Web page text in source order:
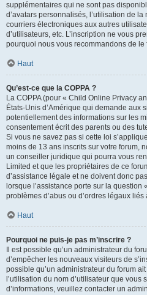
supplémentaires qui ne sont pas
d’avatars personnalisés, l’utilisation de
courriers électroniques aux autres
d’utilisateurs, etc. L’inscription ne vous
pourquoi nous vous recommandons de le
Haut
Qu’est-ce que la COPPA ?
La COPPA (pour « Child Online Privacy
États-Unis d’Amérique qui demande aux
potentiellement des informations sur les
consentement écrit des parents ou des
Si vous ne savez pas si cette loi
moins de 13 ans inscrits sur votre forum,
un conseiller juridique qui pourra vous
Limited et que les propriétaires de ce
d’assistance légale et ne doivent donc
lorsque l’assistance porte sur la
problèmes d’abus ou d’ordres légaux liés
Haut
Pourquoi ne puis-je pas m’inscrire ?
Il est possible qu’un administrateur du
d’empêcher les nouveaux visiteurs de
possible qu’un administrateur du forum
l’utilisation du nom d’utilisateur que vous
d’informations, veuillez contacter un